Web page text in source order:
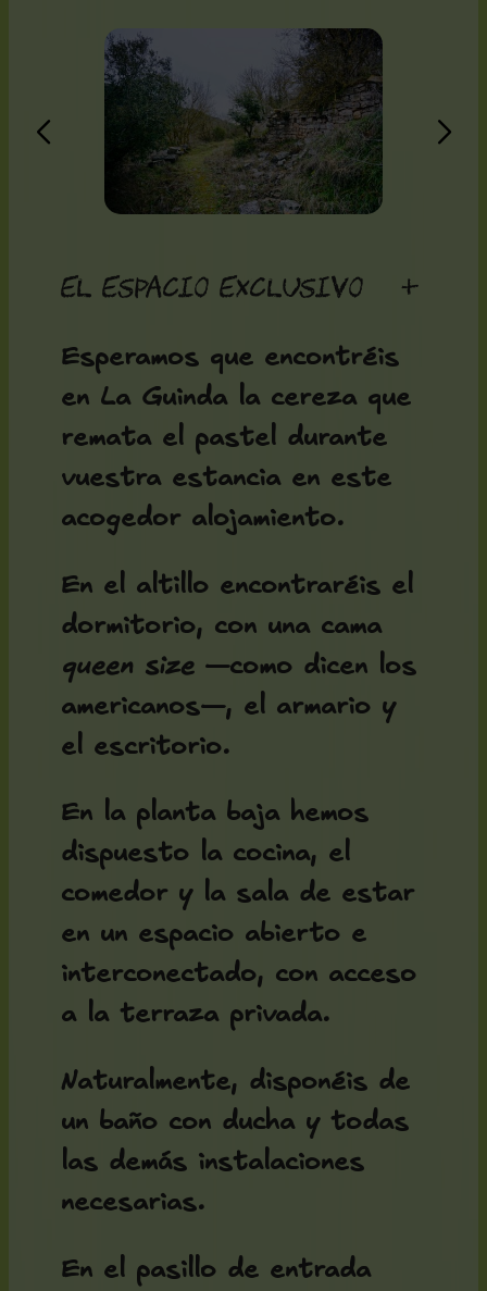
El espacio exclusivo +
Esperamos que encontréis
en La Guinda la cereza que
remata el pastel durante
vuestra estancia en este
acogedor alojamiento.
En el altillo encontraréis el
dormitorio, con una cama
queen size—como dicen los
americanos—, el armario y
el escritorio.
En la planta baja hemos
dispuesto la cocina, el
comedor y la sala de estar
en un espacio abierto e
interconectado, con acceso
a la terraza privada.
Naturalmente, disponéis de
un baño con ducha y todas
las demás instalaciones
necesarias.
En el pasillo de entrada